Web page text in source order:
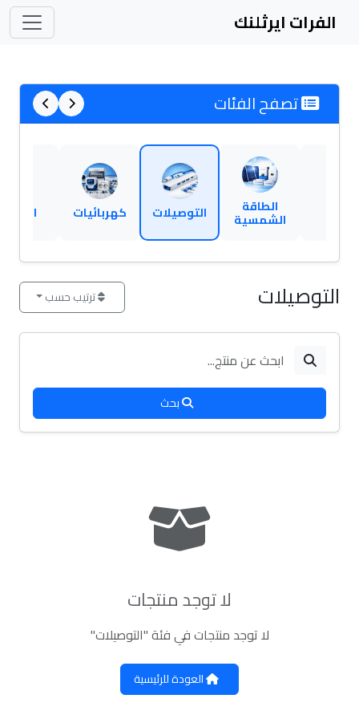
الفرات ايرثلنك
تصفح الفئات
الطاقة
الشمسية التوصيلات كهربائيات اعمالنا
التوصيلات ترتيب حسب
بحث
لا توجد منتجات
لا توجد منتجات في فئة "التوصيلات"
العودة للرئيسية